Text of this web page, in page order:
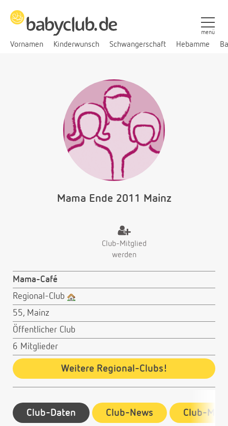
Vornamen Kinderwunsch Schwangerschaft Hebamme
menü
Mama Ende 2011 Mainz
Club-Mitglied
werden
Mama-Café
Regional-Club
55, Mainz
Öffentlicher Club
6 Mitglieder
Weitere Regional-Clubs!
Club-Daten Club-News Club-